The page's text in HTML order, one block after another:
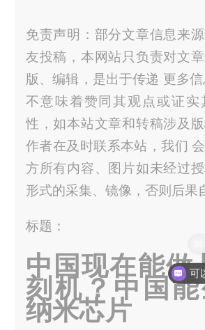
免责声明：部分文章信息来
友投稿，本网站只负责对文
版、编辑，是出于传递 更多
不意味着赞同其观点或证实
性，如本站文章和转稿涉及
作者在及时联系本站，我们
方所有内容、图片如未经过
形式的采集、镜像，否则后果
标题：
中国现在能做
刻机？中国
纳米芯片